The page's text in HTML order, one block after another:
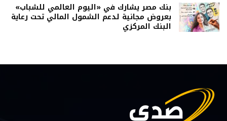
بنك مصر يشارك في «اليوم العالمي للشباب»
بعروض مجانية لدعم الشمول المالي تحت رعاية
البنك المركزي